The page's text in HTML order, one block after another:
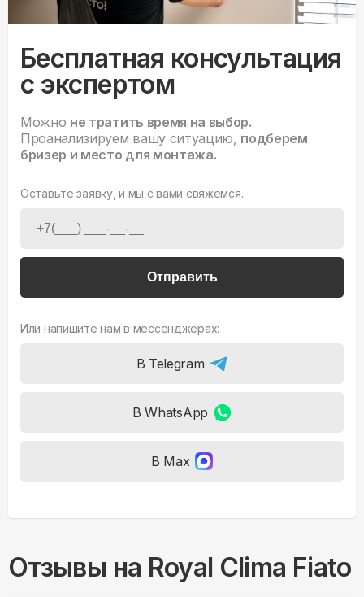
Бесплатная консультация
с экспертом
Можно не тратить время на выбор.
Проанализируем вашу ситуацию, подберем
бризер и место для монтажа.
Оставьте заявку, и мы с вами свяжемся.
Отправить
Или напишите нам в мессенджерах:
В Telegram
В WhatsApp
В Max
Отзывы на Royal Clima Fiato